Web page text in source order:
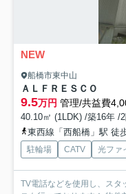
NEW
船橋市東中山
ＡＬＦＲＥＳＣＯ
9.5万円 管理/共益費
40.10㎡ (1LDK) /築16年 /
東西線「西船橋」駅 徒
駐輪場 CATV 光ファ
TV電話などを使用し、スタ